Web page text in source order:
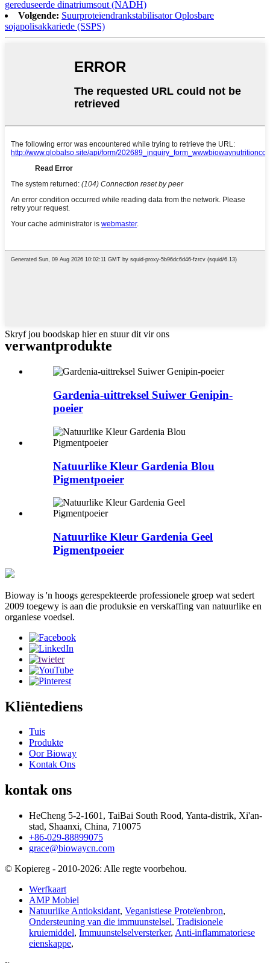
gereduseerde dinatriumsout (NADH)
Volgende: Suurproteïendrankstabilisator Oplosbare
sojapolisakkariede (SSPS)
Skryf jou boodskap hier en stuur dit vir ons
verwantprodukte
Gardenia-uittreksel Suiwer Genipin-
poeier
Natuurlike Kleur Gardenia Blou
Pigmentpoeier
Natuurlike Kleur Gardenia Geel
Pigmentpoeier
Bioway is 'n hoogs gerespekteerde professionele groep wat sedert
2009 toegewy is aan die produksie en verskaffing van natuurlike en
organiese voedsel.
Kliëntediens
Tuis
Produkte
Oor Bioway
Kontak Ons
kontak ons
HeCheng 5-2-1601, TaiBai South Rood, Yanta-distrik, Xi'an-
stad, Shaanxi, China, 710075
+86-029-88899075
grace@biowaycn.com
© Kopiereg - 2010-2026: Alle regte voorbehou.
Werfkaart
AMP Mobiel
Natuurlike Antioksidant, Veganistiese Proteïenbron,
Ondersteuning van die immuunstelsel, Tradisionele
kruiemiddel, Immuunstelselversterker, Anti-inflammatoriese
eienskappe,